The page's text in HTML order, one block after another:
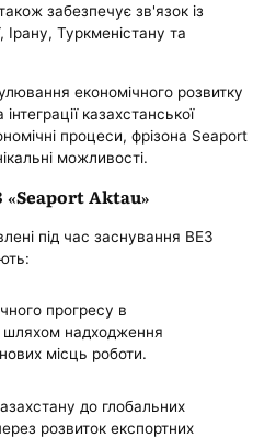
забезпечує зв'язок із
Туркменістану та
економічного розвитку
казахстанської
процеси, фрізона Seaport
можливості.
«Seaport Aktau»
під час заснування ВЕЗ
прогресу в
шляхом надходження
місць роботи.
до глобальних
розвиток експортних